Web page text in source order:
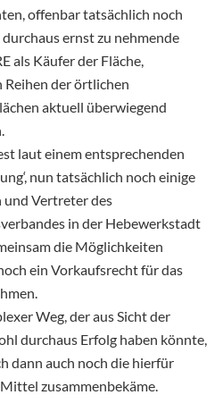
offenbar tatsächlich noch
ernst zu nehmende
als Käufer der Fläche,
Reihen der örtlichen
aktuell überwiegend
laut einem entsprechenden
nun tatsächlich noch einige
und Vertreter des
in der Hebewerkstadt
die Möglichkeiten
ein Vorkaufsrecht für das
Weg, der aus Sicht der
durchaus Erfolg haben könnte,
dann auch noch die hierfür
zusammenbekäme.